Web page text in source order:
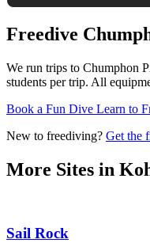
Freedive
We run trips to Chumphon
students per trip. All
Book a Fun Dive Learn to
New to freediving? Get the
More Sites in
Sail Rock